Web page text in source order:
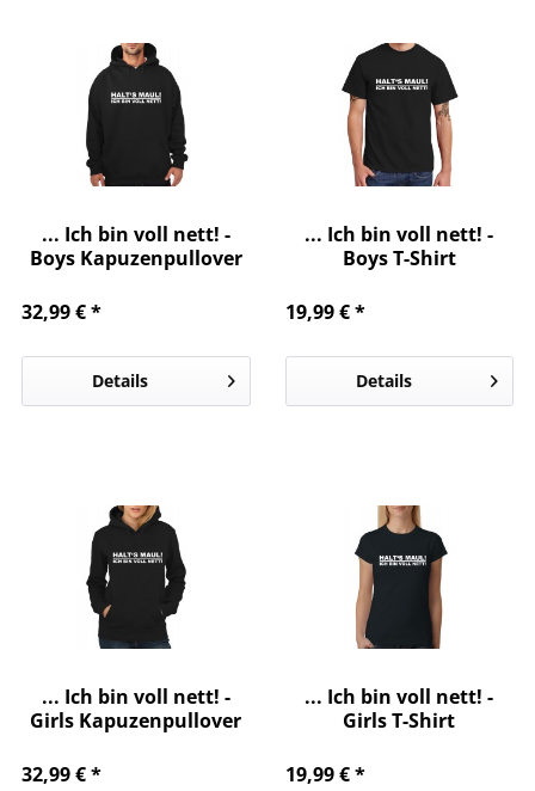
... Ich bin voll nett! -
Boys Kapuzenpullover
32,99 € *
Details
... Ich bin voll nett! -
Boys T-Shirt
19,99 € *
Details
... Ich bin voll nett! -
Girls Kapuzenpullover
32,99 € *
... Ich bin voll nett! -
Girls T-Shirt
19,99 € *